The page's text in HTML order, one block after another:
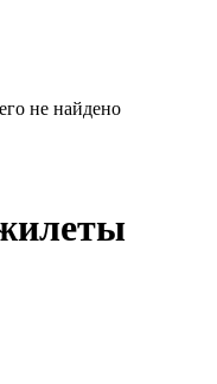
не найдено